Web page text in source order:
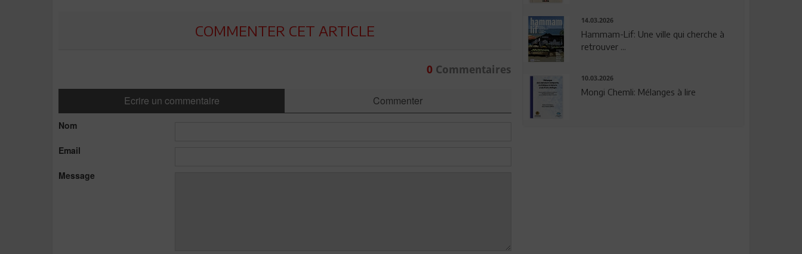
COMMENTER CET ARTICLE
0Commentaires
Ecrire un commentaire Commenter
Nom
Email
Message
14.03.2026
Hammam-Lif: Une ville qui cherche à
retrouver ...
10.03.2026
Mongi Chemli: Mélanges à lire